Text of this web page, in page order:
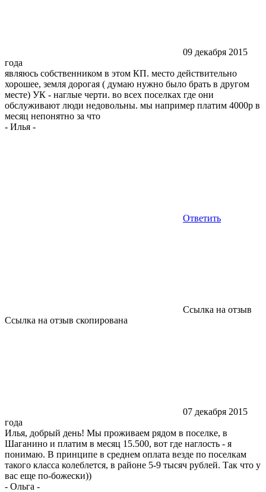
09 декабря 2015
года
являюсь собственником в этом КП. место действительно
хорошее, земля дорогая ( думаю нужно было брать в другом
месте) УК - наглые черти. во всех поселках где они
обслуживают люди недовольны. мы например платим 4000р в
месяц непонятно за что
- Илья -
Ответить
Ссылка на отзыв
Ссылка на отзыв скопирована
07 декабря 2015
года
Илья, добрый день! Мы проживаем рядом в поселке, в
Шаганино и платим в месяц 15.500, вот где наглость - я
понимаю. В принципе в среднем оплата везде по поселкам
такого класса колеблется, в районе 5-9 тысяч рублей. Так что у
вас еще по-божески))
- Ольга -